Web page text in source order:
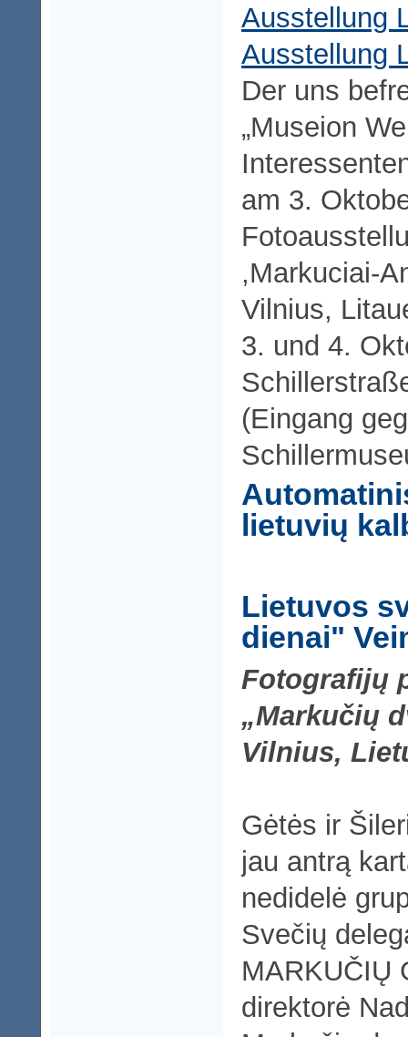
Ausstellung
Ausstellung
Der uns
„Museion
am 3.
,Markuciai-
Vilnius,
3. und 4.
(Eingang
lietuvių
Lietuvos
dienai"
Fotografijų
„Markučių
Vilnius,
Gėtės ir
jau antrą
nedidelė
Svečių
MARKUČIŲ
direktorė